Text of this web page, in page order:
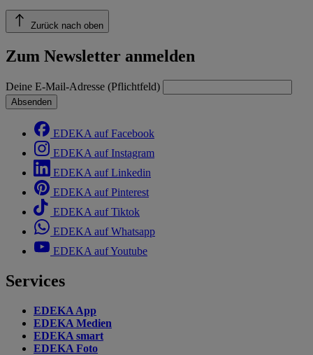
Zurück nach oben
Zum Newsletter anmelden
Deine E-Mail-Adresse (Pflichtfeld)
Absenden
EDEKA auf Facebook
EDEKA auf Instagram
EDEKA auf Linkedin
EDEKA auf Pinterest
EDEKA auf Tiktok
EDEKA auf Whatsapp
EDEKA auf Youtube
Services
EDEKA App
EDEKA Medien
EDEKA smart
EDEKA Foto